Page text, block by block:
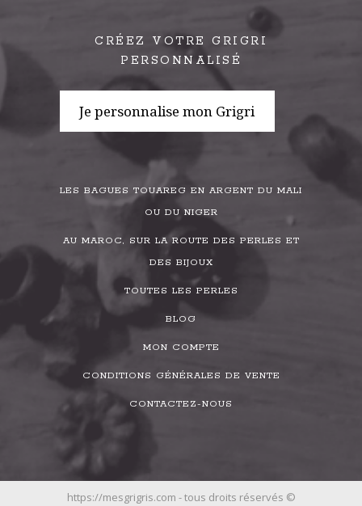
CRÉEZ VOTRE GRIGRI
PERSONNALISÉ
Je personnalise mon Grigri
LES BAGUES TOUAREG EN ARGENT DU MALI
OU DU NIGER
AU MAROC, SUR LA ROUTE DES PERLES ET
DES BIJOUX
TOUTES LES PERLES
BLOG
MON COMPTE
CONDITIONS GÉNÉRALES DE VENTE
CONTACTEZ-NOUS
https://mesgrigris.com - tous droits réservés ©